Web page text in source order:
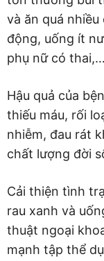
và ăn quá
động, uống ít
phụ nữ có thai,…
Hậu quả của
thiếu máu, rối
nhiễm, đau rát
chất lượng đời
Cải thiện tình
rau xanh và
thuật ngoại
mạnh tập thể